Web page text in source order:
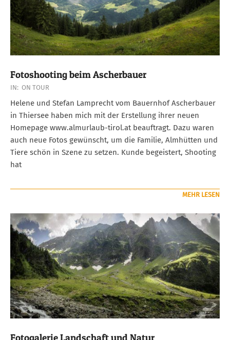
Fotoshooting beim Ascherbauer
2019-
07-
04
IN: ON TOUR
Helene und Stefan Lamprecht vom Bauernhof Ascherbauer
in Thiersee haben mich mit der Erstellung ihrer neuen
Homepage www.almurlaub-tirol.at beauftragt. Dazu waren
auch neue Fotos gewünscht, um die Familie, Almhütten und
Tiere schön in Szene zu setzen. Kunde begeistert, Shooting
hat
MEHR LESEN
Fotogalerie Landschaft und Natur